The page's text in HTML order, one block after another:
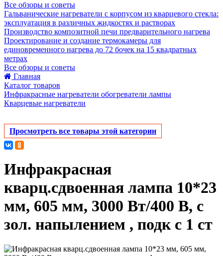
Все обзоры и советы
Гальванические нагреватели с корпусом из кварцевого стекла:
эксплуатация в различных жидкостях и растворах
Производство композитной печи предварительного нагрева
Проектирование и создание термокамеры для
единовременного нагрева до 72 бочек на 15 квадратных
метрах
Все обзоры и советы
Главная
Каталог товаров
Инфракрасные нагреватели обогреватели лампы
Кварцевые нагреватели
Просмотреть все товары этой категории
Инфракрасная
кварц.сдвоенная лампа 10*23
мм, 605 мм, 3000 Вт/400 В, с
зол. напылением , подк с 1 ст